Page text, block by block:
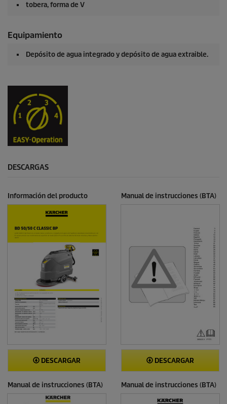
tobera, forma de V
Equipamiento
Depósito de agua integrado y depósito de agua extraible.
DESCARGAS
Información del producto
DESCARGAR
Manual de instrucciones (BTA)
DESCARGAR
Manual de instrucciones (BTA) Manual de instrucciones (BTA)